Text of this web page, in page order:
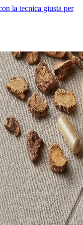
la tecnica giusta per